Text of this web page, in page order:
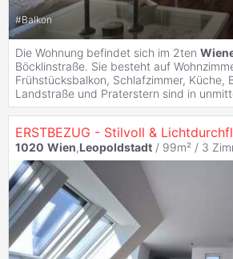
#Balkon
Die Wohnung befindet sich im 2ten
Böcklinstraße. Sie besteht auf
Frühstücksbalkon, Schlafzimmer, Küche,
Landstraße und Praterstern sind in
1020 Wien,Leopoldstadt / 99m² / 3